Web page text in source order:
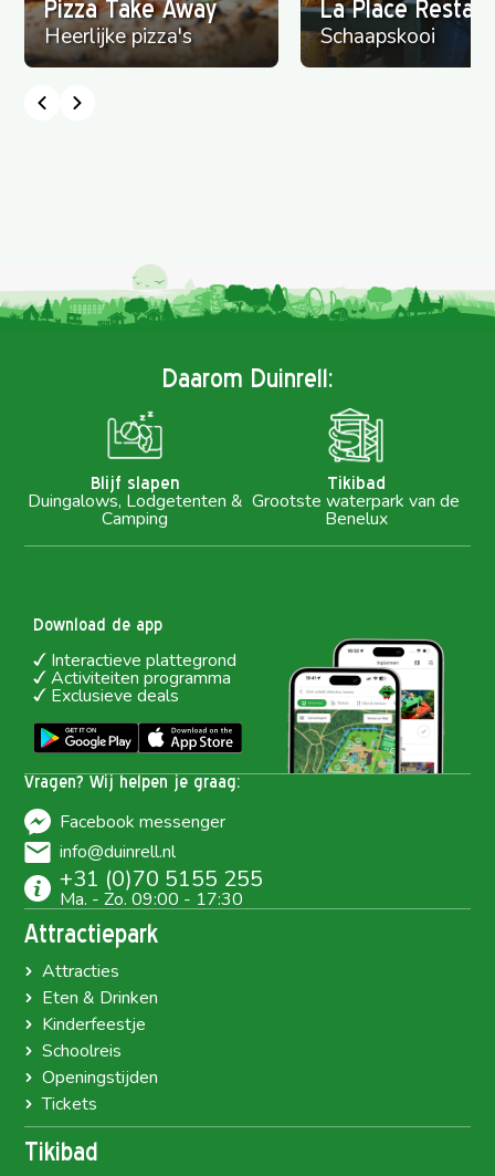
Pizza Take Away
Heerlijke pizza's
La Place
Schaapskooi
Daarom Duinrell:
Blijf slapen
Duingalows, Lodgetenten &
Camping
Tikibad
Grootste waterpark van de
Benelux
Vragen? Wij helpen je graag:
Facebook messenger
info@duinrell.nl
+31 (0)70 5155 255
Ma. - Zo. 09:00 - 17:30
Download de app
Interactieve plattegrond
Activiteiten programma
Exclusieve deals
Attractiepark
Attracties
Eten & Drinken
Kinderfeestje
Schoolreis
Openingstijden
Tickets
Tikibad